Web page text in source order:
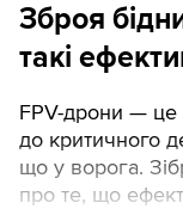
Зброя
такі
FPV-дрони — це
до критичного
що у ворога.
про те, що